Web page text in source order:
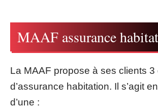
MAAF assurance
La MAAF propose à ses clients 3
d’assurance habitation. Il s’agit
d’une :